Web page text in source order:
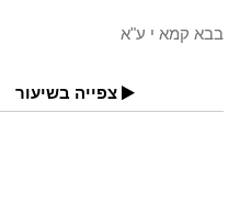
בבא קמא י ע"א
צפייה בשיעור